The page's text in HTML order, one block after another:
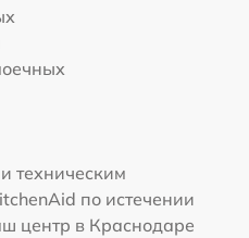
техническим
по истечении
центр в Краснодаре